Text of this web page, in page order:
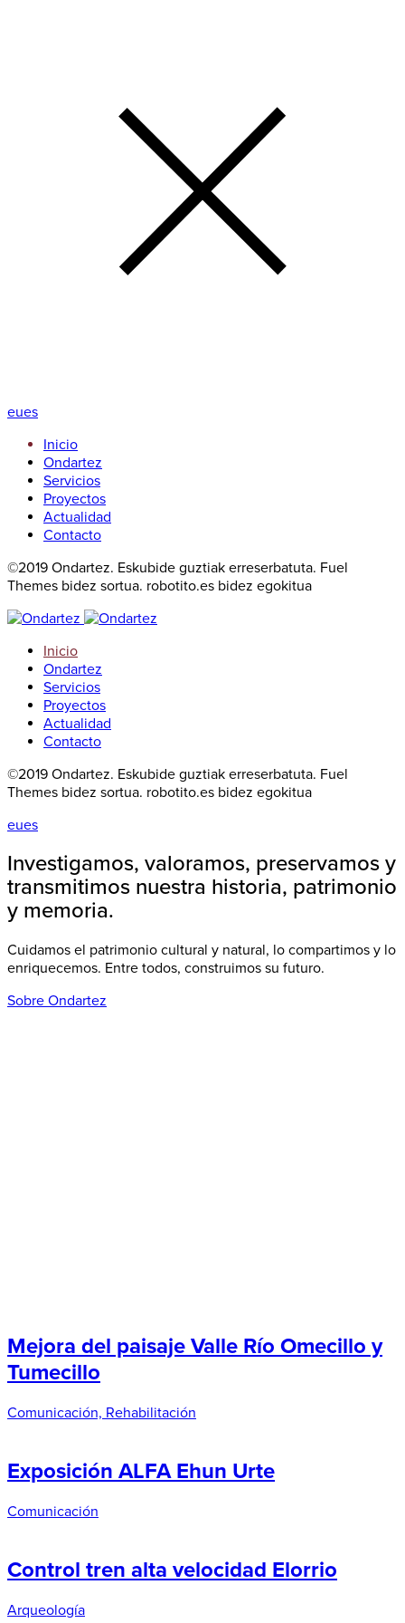
eues
Inicio
Ondartez
Servicios
Proyectos
Actualidad
Contacto
©2019 Ondartez. Eskubide guztiak erreserbatuta. Fuel
Themes bidez sortua. robotito.es bidez egokitua
Inicio
Ondartez
Servicios
Proyectos
Actualidad
Contacto
©2019 Ondartez. Eskubide guztiak erreserbatuta. Fuel
Themes bidez sortua. robotito.es bidez egokitua
eues
Investigamos, valoramos, preservamos y
transmitimos nuestra historia, patrimonio
y memoria.
Cuidamos el patrimonio cultural y natural, lo compartimos y lo
enriquecemos. Entre todos, construimos su futuro.
Sobre Ondartez
Mejora del paisaje Valle Río Omecillo y
Tumecillo
Comunicación, Rehabilitación
Exposición ALFA Ehun Urte
Comunicación
Control tren alta velocidad Elorrio
Arqueología